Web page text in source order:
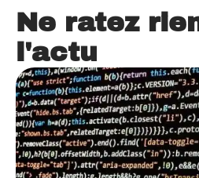
Ne ratez
l'actu